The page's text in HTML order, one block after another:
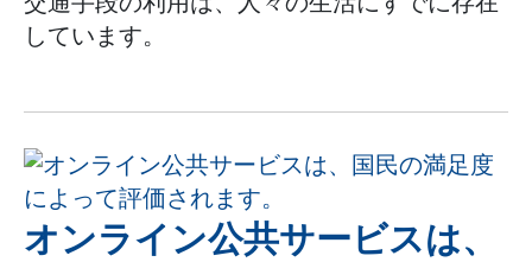
しています。
オンライン公共サービスは、